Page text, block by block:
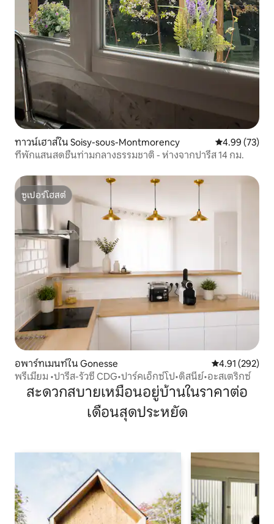
ทาวน์เฮาส์ใน Soisy-sous-Montmorency คะแนนเฉลี่ย
4.99 (73)
ที่พักแสนสดชื่นท่ามกลางธรรมชาติ - ห่างจากปารีส 14 กม.
ซูเปอร์โฮสต์
ซูเปอร์โฮสต์
อพาร์ทเมนท์ใน Gonesse คะแนนเฉลี่ย
4.91 (292)
พรีเมียม •ปารีส-รัวซี CDG•ปาร์คเอ็กซ์โป•ดิสนีย์•อะสเตริกซ์
สะดวกสบายเหมือนอยู่บ้านในราคาต่อ
เดือนสุดประหยัด